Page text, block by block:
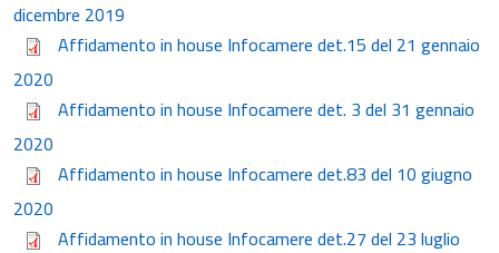
dicembre 2019
Affidamento in house Infocamere det.15 del 21 gennaio
2020
Affidamento in house Infocamere det. 3 del 31 gennaio
2020
Affidamento in house Infocamere det.83 del 10 giugno
2020
Affidamento in house Infocamere det.27 del 23 luglio